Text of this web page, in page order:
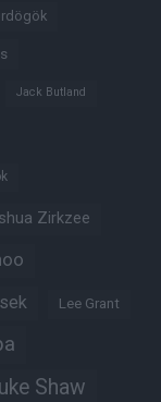
Jack Butland
Zirkzee
Lee Grant
Shaw